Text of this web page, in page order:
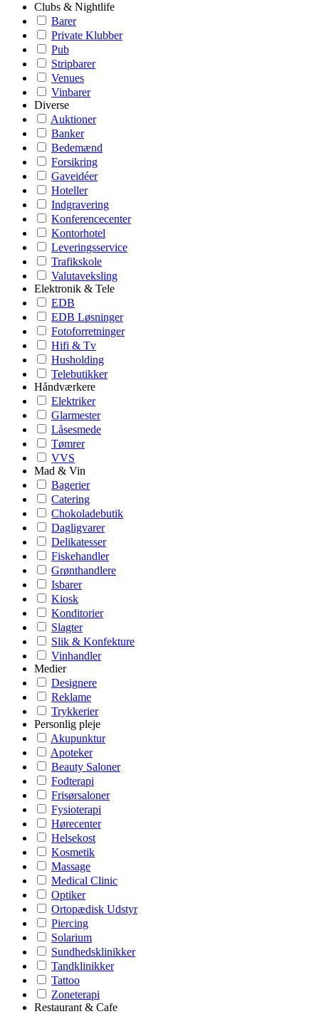
Clubs & Nightlife
Barer
Private Klubber
Pub
Stripbarer
Venues
Vinbarer
Diverse
Auktioner
Banker
Bedemænd
Forsikring
Gaveidéer
Hoteller
Indgravering
Konferencecenter
Kontorhotel
Leveringsservice
Trafikskole
Valutaveksling
Elektronik & Tele
EDB
EDB Løsninger
Fotoforretninger
Hifi & Tv
Husholding
Telebutikker
Håndværkere
Elektriker
Glarmester
Låsesmede
Tømrer
VVS
Mad & Vin
Bagerier
Catering
Chokoladebutik
Dagligvarer
Delikatesser
Fiskehandler
Grønthandlere
Isbarer
Kiosk
Konditorier
Slagter
Slik & Konfekture
Vinhandler
Medier
Designere
Reklame
Trykkerier
Personlig pleje
Akupunktur
Apoteker
Beauty Saloner
Fodterapi
Frisørsaloner
Fysioterapi
Hørecenter
Helsekost
Kosmetik
Massage
Medical Clinic
Optiker
Ortopædisk Udstyr
Piercing
Solarium
Sundhedsklinikker
Tandklinikker
Tattoo
Zoneterapi
Restaurant & Cafe